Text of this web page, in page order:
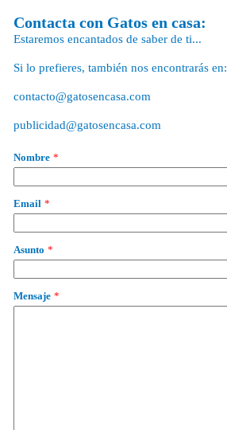
Contacta con Gatos en casa:
Estaremos encantados de saber de ti...
Si lo prefieres, también nos encontrarás en:
contacto@gatosencasa.com
publicidad@gatosencasa.com
Nombre *
Email *
Asunto *
Mensaje *